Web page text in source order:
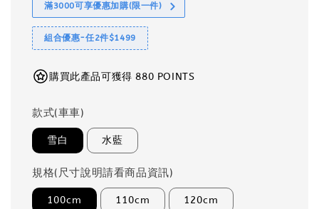
滿3000可享優惠加購(限一件)
組合優惠-任2件$1499
購買此產品可獲得 880 POINTS
款式(車車)
雪白 水藍
規格(尺寸說明請看商品資訊)
100cm 110cm 120cm